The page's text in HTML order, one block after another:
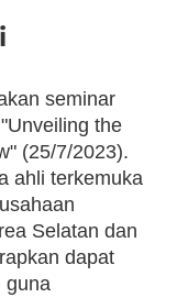
seminar
the
(25/7/2023).
ahli terkemuka
Selatan dan
dapat
guna